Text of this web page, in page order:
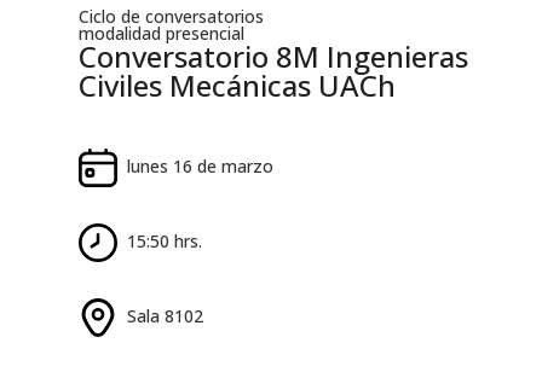
Ciclo de conversatorios
modalidad presencial
Conversatorio 8M Ingenieras
Civiles Mecánicas UACh
lunes 16 de marzo
15:50 hrs.
Sala 8102